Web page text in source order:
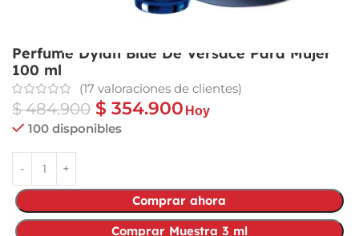
Perfume Dylan Blue De Versace Para Mujer
100 ml
(17 valoraciones de clientes)
$484.900 $ 354.900 Hoy
100 disponibles
Comprar ahora
Comprar Muestra 3 ml